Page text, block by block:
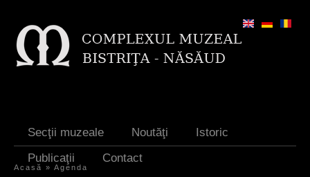
Secţii muzeale Noutăţi
Istoric
Publicaţii
Contact
Acasă » Agenda